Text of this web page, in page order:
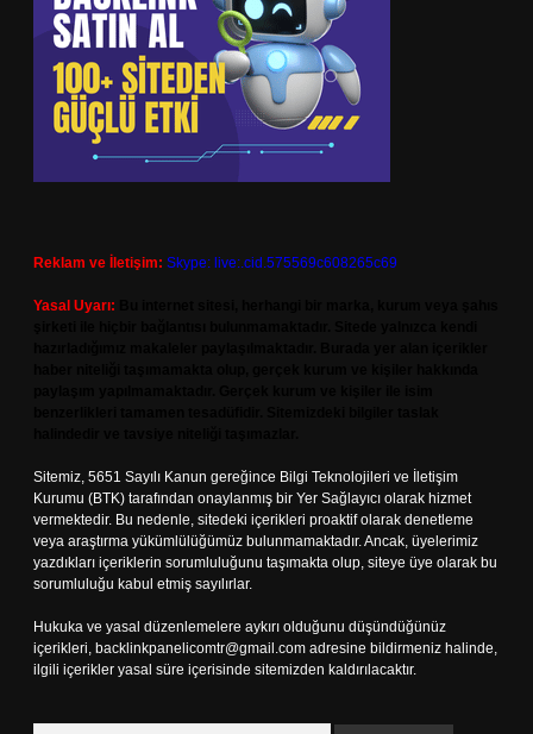
Reklam ve İletişim: Skype: live:.cid.575569c608265c69
Yasal Uyarı:
Sitemiz, 5651 Sayılı Kanun gereğince Bilgi Teknolojileri ve İletişim
Kurumu (BTK) tarafından onaylanmış bir Yer Sağlayıcı olarak hizmet
vermektedir. Bu nedenle, sitedeki içerikleri proaktif olarak denetleme
veya araştırma yükümlülüğümüz bulunmamaktadır. Ancak, üyelerimiz
yazdıkları içeriklerin sorumluluğunu taşımakta olup, siteye üye olarak bu
sorumluluğu kabul etmiş sayılırlar.
Hukuka ve yasal düzenlemelere aykırı olduğunu düşündüğünüz
içerikleri, backlinkpanelicomtr@gmail.com adresine bildirmeniz halinde,
ilgili içerikler yasal süre içerisinde sitemizden kaldırılacaktır.